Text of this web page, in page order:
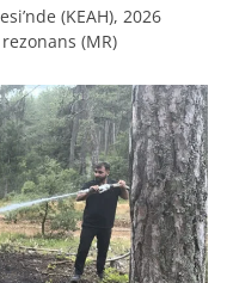
(KEAH), 2026
(MR)